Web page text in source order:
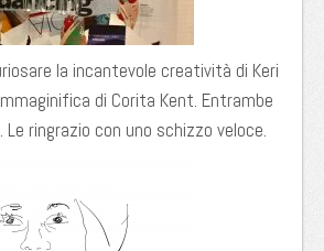
la incantevole creatività di Keri
di Corita Kent. Entrambe
ringrazio con uno schizzo veloce.